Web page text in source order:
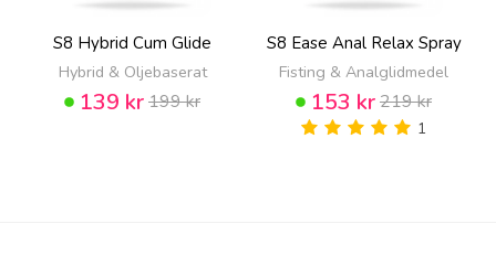
S8 Hybrid Cum Glide
Hybrid & Oljebaserat
139 kr199 kr
S8 Ease Anal Relax Spray
Fisting & Analglidmedel
153 kr219 kr
1